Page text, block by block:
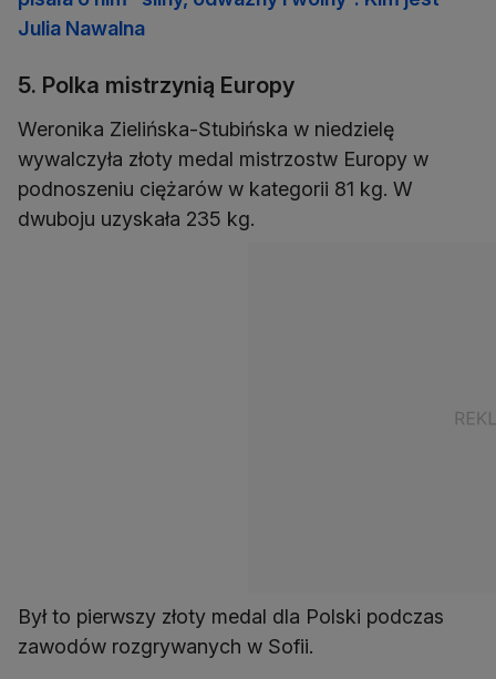
Julia Nawalna
5. Polka mistrzynią Europy
Weronika Zielińska-Stubińska w niedzielę
wywalczyła złoty medal mistrzostw Europy w
podnoszeniu ciężarów w kategorii 81 kg. W
Był to pierwszy złoty medal dla Polski podczas